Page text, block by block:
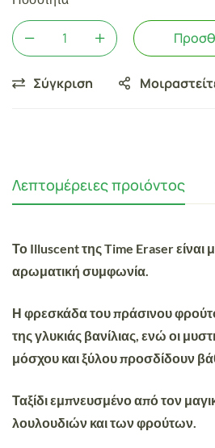
Σύγκριση
Λεπτομέρειες προιόντος
Το Illuscent της Time Eraserείναι
αρωματική συμφωνία.
Η φρεσκάδα του πράσινου
της γλυκιάς βανίλιας, ενώ οι
μόσχου και ξύλου προσδίδουν
Ταξίδι εμπνευσμένο από τον
λουλουδιών και των φρούτων.